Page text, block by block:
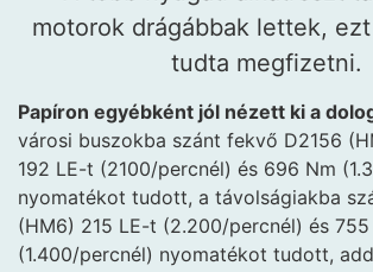
motorok drágábbak lettek,
tudta megfizetni.
Papíron egyébként jól nézett ki a
városi buszokba szánt fekvő D2156
192 LE-t (2100/percnél) és 696 Nm
nyomatékot tudott, a távolságiakba
(HM6) 215 LE-t (2.200/percnél) és 755
(1.400/percnél) nyomatékot tudott,